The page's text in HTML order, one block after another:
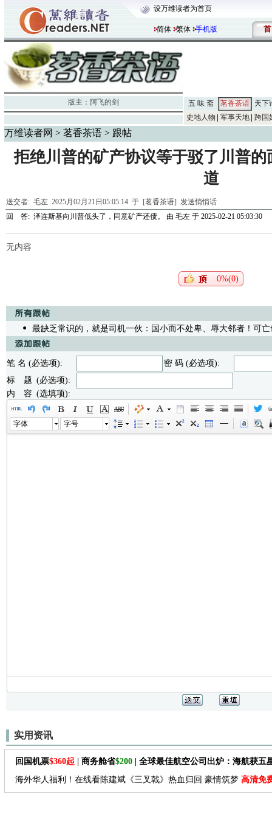
设万维读者为首页
简体 繁体 手机版 首
版主： 阿飞的剑 五 味 斋 茗香茶语
天下
史地人物
军事天地 跨国
万维读者网 > 茗香茶语 > 跟帖
拒绝川普的矿产协议等于驳了川普
道
送交者: 毛左 2025月02月21日05:05:14 于 [茗香茶语] 发送悄悄话
回 答: 泽连斯基向川普低头了，同意矿产还债。 由 毛左 于 2025-02-21 05:03:30
无内容
0%(0)
最缺乏常识的，就是司机一伙：国小而不处卑、辱大邻者！可亡
笔 名 (必选项):
密 码 (必选项):
标 题 (必选项):
内 容 (选填项):
字体 字号
实用资讯
回国机票$360起 | 商务舱省$200 | 全球最佳航空公司出炉：海航获五
海外华人福利！在线看陈建斌《三叉戟》热血归回 豪情筑梦 高清免